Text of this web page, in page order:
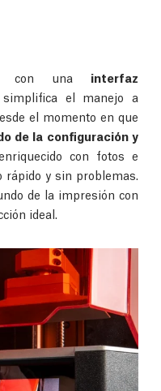
con una interfaz
el manejo a
el momento en que
de la configuración y
con fotos e
rápido y sin problemas.
de la impresión con
ideal.